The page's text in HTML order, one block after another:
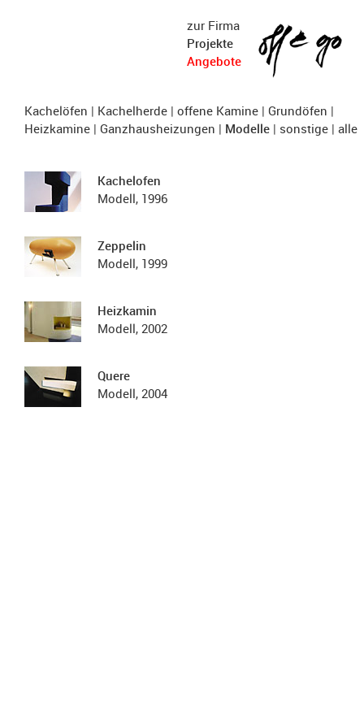
zur Firma
Projekte
Angebote
Kachelöfen | Kachelherde | offene Kamine | Grundöfen |
Heizkamine | Ganzhausheizungen | Modelle | sonstige | alle
Kachelofen
Modell, 1996
Zeppelin
Modell, 1999
Heizkamin
Modell, 2002
Quere
Modell, 2004